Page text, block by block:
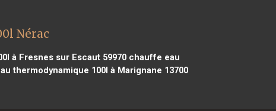
Nérac
à Fresnes sur Escaut 59970 chauffe eau
thermodynamique 100l à Marignane 13700